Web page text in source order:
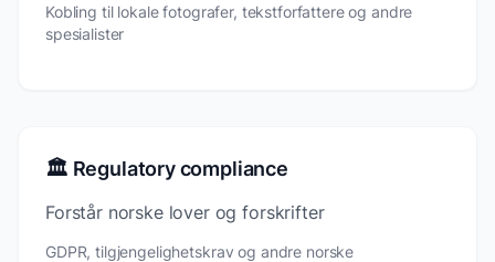
Kobling til lokale fotografer, tekstforfattere og andre
spesialister
🏛️ Regulatory compliance
Forstår norske lover og forskrifter
GDPR, tilgjengelighetskrav og andre norske